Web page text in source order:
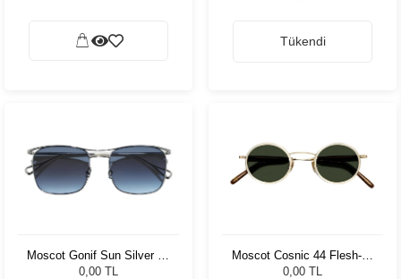
Tükendi
Moscot Gonif Sun Silver 54
Denim Blue
0,00 TL
Moscot Cosnic 44 Flesh-D.
Brown/Gold G15 Pln
0,00 TL